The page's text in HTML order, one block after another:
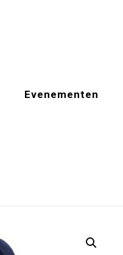
Evenementen